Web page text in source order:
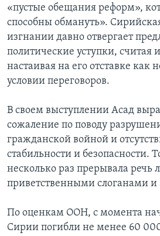
«пустые обещания реформ»,
способны обмануть».
изгнании давно отвергает
политические уступки, считая
настаивая на его отставке как
условии переговоров.
В своем выступлении Асад
сожаление по поводу
гражданской войной и
стабильности и безопасности.
несколько раз прерывала речь
приветственными слоганами
По оценкам ООН, с момента
Сирии погибли не менее 60